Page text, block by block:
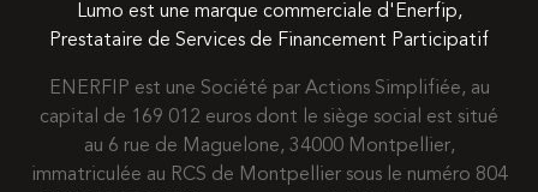
Lumo est une marque commerciale d'Enerfip,
Prestataire de Services de Financement Participatif
ENERFIP est une Société par Actions Simplifiée, au
capital de 169 012 euros dont le siège social est situé
au 6 rue de Maguelone, 34000 Montpellier,
immatriculée au RCS de Montpellier sous le numéro 804